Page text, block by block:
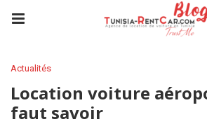
Actualités
Location voiture
faut savoir